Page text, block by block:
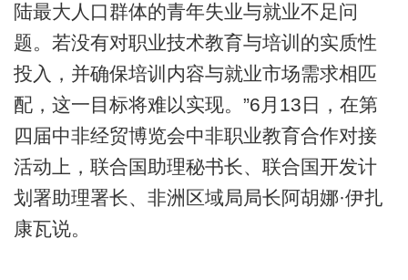
陆最大人口群体的青年失业与就业不足问
题。若没有对职业技术教育与培训的实质性
投入，并确保培训内容与就业市场需求相匹
配，这一目标将难以实现。”6月13日，在第
四届中非经贸博览会中非职业教育合作对接
活动上，联合国助理秘书长、联合国开发计
划署助理署长、非洲区域局局长阿胡娜·伊扎
康瓦说。